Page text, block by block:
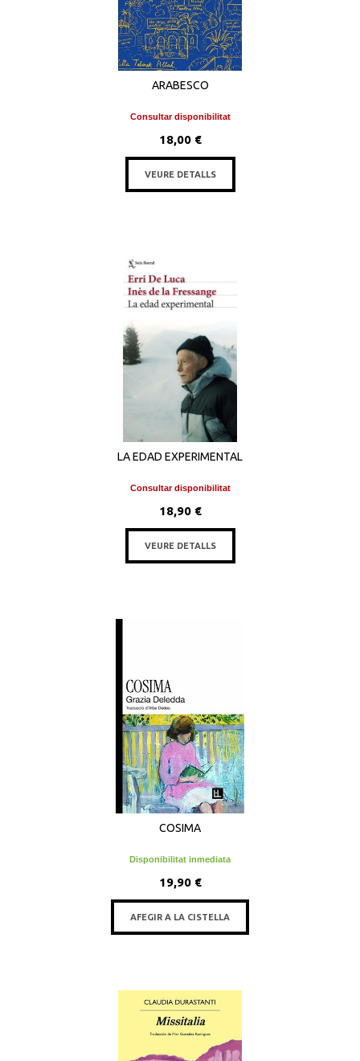
ARABESCO
Consultar disponibilitat
18,00 €
VEURE DETALLS
LA EDAD EXPERIMENTAL
Consultar disponibilitat
18,90 €
VEURE DETALLS
COSIMA
Disponibilitat inmediata
19,90 €
AFEGIR A LA CISTELLA